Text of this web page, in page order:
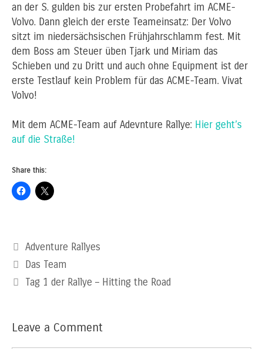
an der S. gulden bis zur ersten Probefahrt im ACME-
Volvo. Dann gleich der erste Teameinsatz: Der Volvo
sitzt im niedersächsischen Frühjahrschlamm fest. Mit
dem Boss am Steuer üben Tjark und Miriam das
Schieben und zu Dritt und auch ohne Equipment ist der
erste Testlauf kein Problem für das ACME-Team. Vivat
Volvo!
Mit dem ACME-Team auf Adevnture Rallye: Hier geht’s
auf die Straße!
Share this:
Categories
Adventure Rallyes
Das Team
Tag 1 der Rallye – Hitting the Road
Leave a Comment